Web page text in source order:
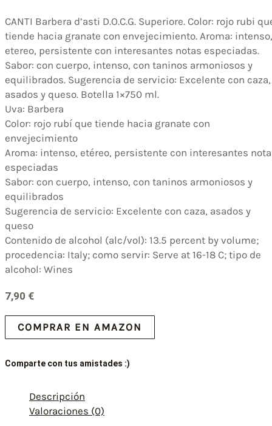
CANTI Barbera d’asti D.O.C.G. Superiore. Color: rojo rubi
tiende hacia granate con envejecimiento. Aroma: intenso,
etereo, persistente con interesantes notas especiadas.
Sabor: con cuerpo, intenso, con taninos armoniosos y
equilibrados. Sugerencia de servicio: Excelente con caza,
asados y queso. Botella 1×750 ml.
Uva: Barbera
Color: rojo rubí que tiende hacia granate con
envejecimiento
Aroma: intenso, etéreo, persistente con interesantes
especiadas
Sabor: con cuerpo, intenso, con taninos armoniosos y
equilibrados
Sugerencia de servicio: Excelente con caza, asados y
queso
Contenido de alcohol (alc/vol): 13.5 percent by volume;
procedencia: Italy; como servir: Serve at 16-18 C; tipo de
alcohol: Wines
7,90 €
COMPRAR EN AMAZON
Comparte con tus amistades :)
Descripción
Valoraciones (0)